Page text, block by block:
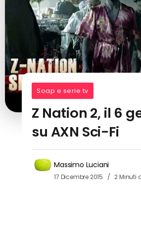
Soap e serie tv
Z Nation 2, il 6
su AXN Sci-Fi
Massimo Luciani
17 Dicembre 2015 2 Minuti